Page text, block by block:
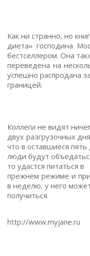
Как ни странно, но
диета» господина
бестселлером. Она
переведена на
успешно распродана за
границей.
Коллеги не видят
двух разгрузочных
что в оставшиеся пять
люди будут
то удастся питаться в
прежнем режиме и
в неделю, у него
получиться.
http://www.myjane.ru